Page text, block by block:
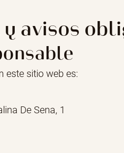
avisos
este sitio web es:
De Sena, 1